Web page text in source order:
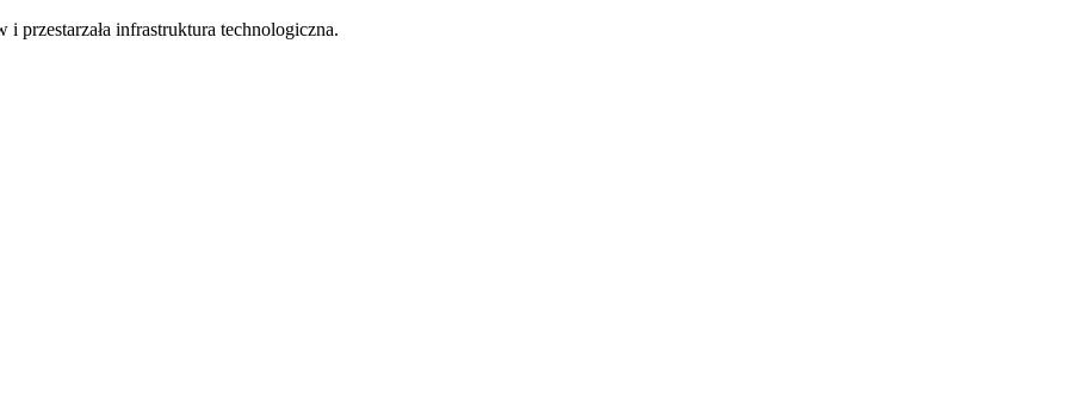
infrastruktura technologiczna.